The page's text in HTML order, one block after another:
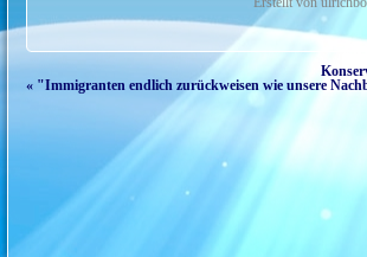
« "Immigranten endlich zurückweisen wie unsere